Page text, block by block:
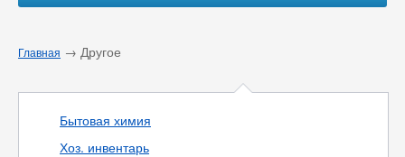
Главная → Другое
Бытовая химия
Хоз. инвентарь